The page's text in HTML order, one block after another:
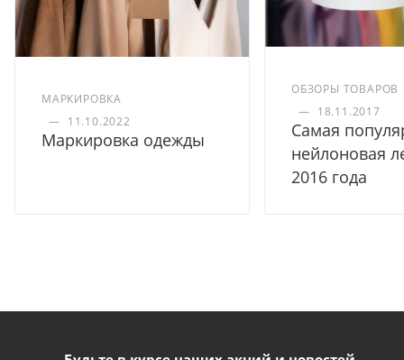
МАРКИРОВКА
— 11.10.2022
Маркировка одежды
ОБЗОРЫ ТОВАРОВ
— 18.11.2017
Самая
нейлоновая
2016 года